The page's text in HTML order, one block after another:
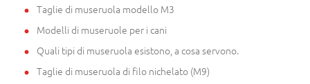
Taglie di museruola modello M3
Modelli di museruole per i cani
Quali tipi di museruola esistono, a cosa servono.
Taglie di museruola di filo nichelato (M9)